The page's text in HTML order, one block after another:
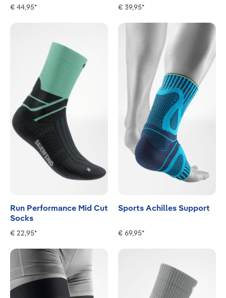
€ 44,95* € 39,95*
Run Performance Mid Cut
Socks
€ 22,95*
Sports Achilles Support
€ 69,95*